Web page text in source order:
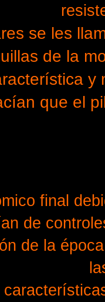
se les
de la
y
que el
final
de
de la